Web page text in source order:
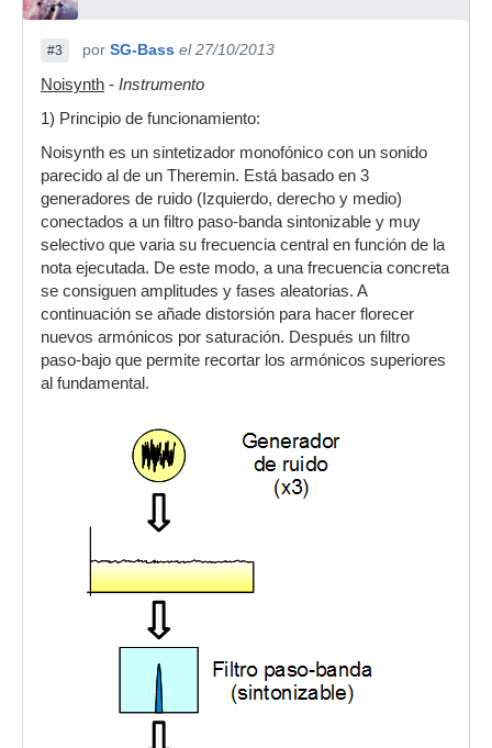
#3 por SG-Bass el 27/10/2013
Noisynth - Instrumento
1) Principio de funcionamiento:
Noisynth es un sintetizador monofónico con un sonido
parecido al de un Theremin. Está basado en 3
generadores de ruido (Izquierdo, derecho y medio)
conectados a un filtro paso-banda sintonizable y muy
selectivo que varia su frecuencia central en función de la
nota ejecutada. De este modo, a una frecuencia concreta
se consiguen amplitudes y fases aleatorias. A
continuación se añade distorsión para hacer florecer
nuevos armónicos por saturación. Después un filtro
paso-bajo que permite recortar los armónicos superiores
al fundamental.